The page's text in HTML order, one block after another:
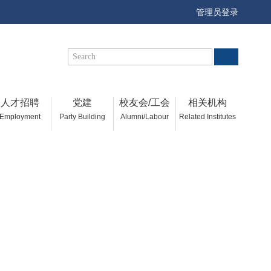
管理员登录
人才招聘
Employment
党建
Party Building
校友会/工会
Alumni/Labour
相关机构
Related Institutes